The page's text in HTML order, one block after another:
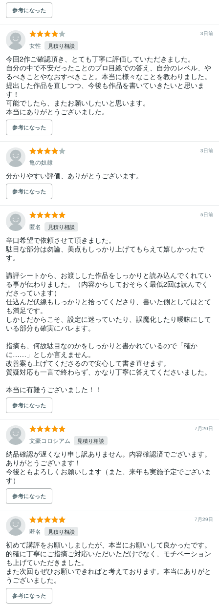
参考になった
3日前
女性 見積り相談
今回2作ご確認頂き、とても丁寧に評価していただきました。
自分の中で不安だったことのプロ目線での答え、自分のレベル、や
るべきことやなおすべきこと。本当に様々なことを教わりました。
提出した作品を直しつつ、今後も作品を書いていきたいと思いま
す！
可能でしたら、またお願いしたいと思います。
本当にありがとうございました。
参考になった
3日前
亀の奴隷
分かりやすい評価、ありがとうございます。
参考になった
5日前
匿名 見積り相談
辛口希望で依頼させて頂きました。
駄目な部分は勿論、美点もしっかり上げてもらえて嬉しかったで
す。
講評シートから、お渡しした作品をしっかりと読み込んでくれてい
る事が伝わりました。（内容からしておそらく最低2回は読んでく
ださっています）
仕込んだ伏線もしっかりと拾ってくださり、書いた側としてはとて
も満足です。
しかしだからこそ、設定に迷っていたり、誤魔化したり曖昧にして
いる部分も確実にバレます。
指摘も、何故駄目なのかをしっかりと書かれているので「確か
に……」としか言えません。
改善案も上げてくださるので安心して書き直せます。
質疑対応も一言で終わらず、かなり丁寧に答えてくださいました。
本当に有難うございました！！
参考になった
7月20日
文豪コロシアム 見積り相談
納品確認が遅くなり申し訳ありません。内容確認済でございます。
ありがとうございます！
今後ともよろしくお願いします（また、来年も実施予定でございま
す）
参考になった
7月29日
匿名 見積り相談
初めて講評をお願いしましたが、本当にお願いして良かったです。
的確に丁寧にご指摘ご対応いただいただけでなく、モチベーション
も上げていただきました。
また次回もぜひお願いできればと考えております。本当にありがと
うございました。
参考になった